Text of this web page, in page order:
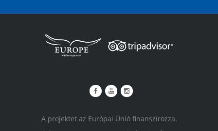
A projektet az Európai Únió finanszírozza.